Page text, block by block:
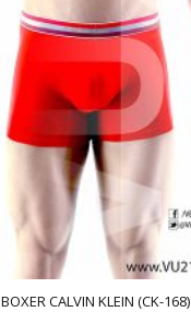
BOXER CALVIN KLEIN (CK-168)